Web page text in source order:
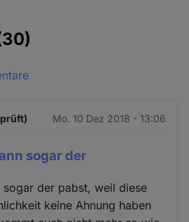
Mo. 10 Dez 2018 - 13:06
sogar der
sogar der pabst, weil diese
keine Ahnung haben